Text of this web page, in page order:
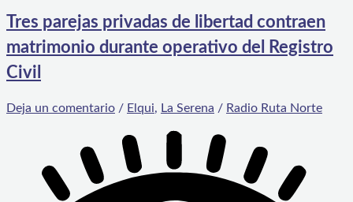
Tres parejas privadas de libertad contraen
matrimonio durante operativo del Registro
Civil
Deja un comentario / Elqui, La Serena / Radio Ruta Norte